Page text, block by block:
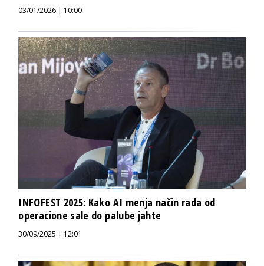
03/01/2026 | 10:00
INFOFEST 2025: Kako AI menja način rada od
operacione sale do palube jahte
30/09/2025 | 12:01